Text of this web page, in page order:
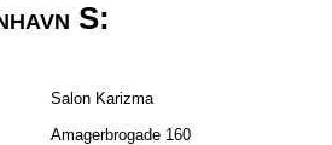
S:
Salon Karizma
Amagerbrogade 160